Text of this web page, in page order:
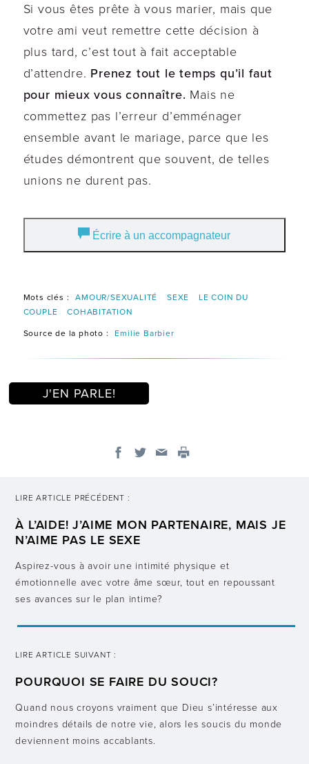
Si vous êtes prête à vous marier, mais que
votre ami veut remettre cette décision à
plus tard, c’est tout à fait acceptable
d’attendre. Prenez tout le temps qu’il faut
pour mieux vous connaître. Mais ne
commettez pas l’erreur d’emménager
ensemble avant le mariage, parce que les
études démontrent que souvent, de telles
unions ne durent pas.
Écrire à un accompagnateur
Mots clés : AMOUR/SEXUALITÉ SEXE
LE COIN DU
COUPLE
COHABITATION
Source de la photo : Emilie Barbier
J'EN PARLE!
LIRE ARTICLE PRÉCÉDENT :
À L’AIDE! J’AIME MON PARTENAIRE, MAIS JE
N’AIME PAS LE SEXE
Aspirez-vous à avoir une intimité physique et
émotionnelle avec votre âme sœur, tout en repoussant
ses avances sur le plan intime?
LIRE ARTICLE SUIVANT :
POURQUOI SE FAIRE DU SOUCI?
Quand nous croyons vraiment que Dieu s’intéresse aux
moindres détails de notre vie, alors les soucis du monde
deviennent moins accablants.